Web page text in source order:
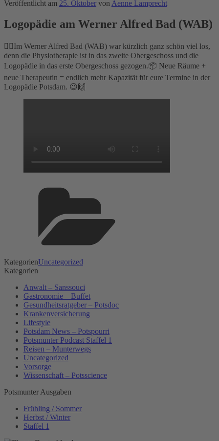
Veröffentlicht am 25. Oktober von Aenne Lamprecht
Logopädie am Werner Alfred Bad (WAB)
☝🏼Im Werner Alfred Bad (WAB) war kürzlich ganz schön viel los,
denn die Physiotherapie ist in das zweite Obergeschoss und die
Logopädie in das erste Obergeschoss gezogen.📦 Neue Räume +
neue Therapeutin = endlich mehr Kapazität für eure Termine in der
Logopädie Potsdam. 😉🙌
KategorienUncategorized
Kategorien
Anwalt – Sanssouci
Gastronomie – Buffet
Gesundheitsratgeber – Potsdoc
Krankenversicherung
Lifestyle
Potsdam News – Potspourri
Potsmunter Podcast Staffel 1
Reisen – Munterwegs
Uncategorized
Vorsorge
Wissenschaft – Potsscience
Potsmunter Ausgaben
Frühling / Sommer
Herbst / Winter
Staffel 1